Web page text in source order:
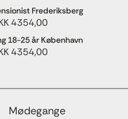
Frederiksberg
4354,00
18-25 år København
4354,00
Mødegange